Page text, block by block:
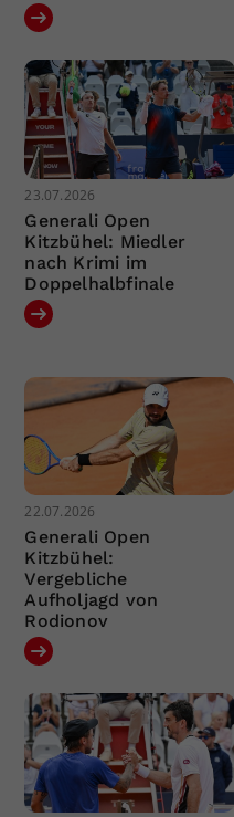
23.07.2026
Generali Open
Kitzbühel: Miedler
nach Krimi im
Doppelhalbfinale
22.07.2026
Generali Open
Kitzbühel:
Vergebliche
Aufholjagd von
Rodionov